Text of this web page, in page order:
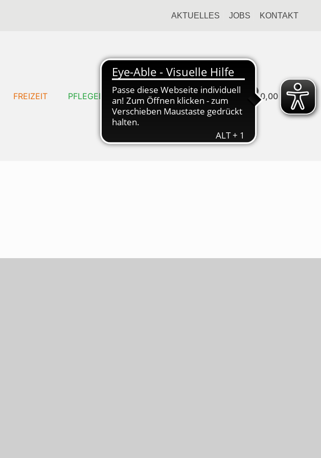
AKTUELLES JOBS KONTAKT
FREIZEIT PFLEGEDIENST 0,00 €